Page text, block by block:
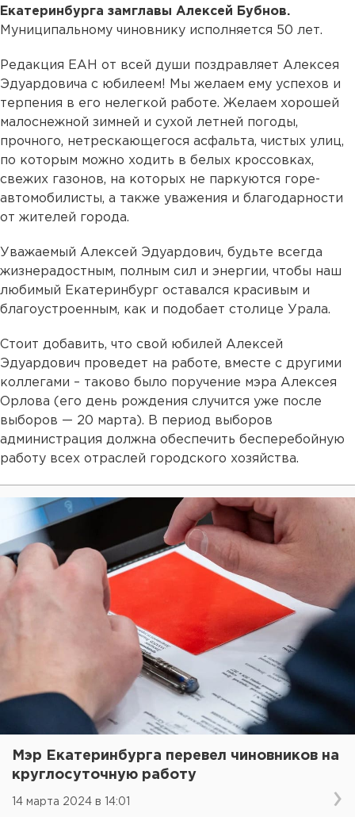
Екатеринбурга замглавы Алексей Бубнов.
Муниципальному чиновнику исполняется 50 лет.
Редакция ЕАН от всей души поздравляет Алексея
Эдуардовича с юбилеем! Мы желаем ему успехов и
терпения в его нелегкой работе. Желаем хорошей
малоснежной зимней и сухой летней погоды,
прочного, нетрескающегося асфальта, чистых улиц,
по которым можно ходить в белых кроссовках,
свежих газонов, на которых не паркуются горе-
автомобилисты, а также уважения и благодарности
от жителей города.
Уважаемый Алексей Эдуардович, будьте всегда
жизнерадостным, полным сил и энергии, чтобы наш
любимый Екатеринбург оставался красивым и
благоустроенным, как и подобает столице Урала.
Стоит добавить, что свой юбилей Алексей
Эдуардович проведет на работе, вместе с другими
коллегами – таково было поручение мэра Алексея
Орлова (его день рождения случится уже после
выборов — 20 марта). В период выборов
администрация должна обеспечить бесперебойную
работу всех отраслей городского хозяйства.
Мэр Екатеринбурга перевел чиновников на
круглосуточную работу
14 марта 2024 в 14:01